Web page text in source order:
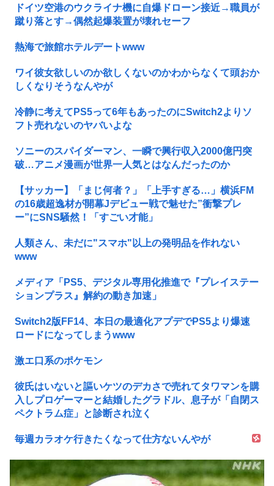
ドイツ空港のウクライナ機に自爆ドローン接近→職員が
蹴り落とす→偶然起爆装置が壊れセーフ
熱海で旅館ホテルデートwww
ワイ彼女欲しいのか欲しくないのかわからなくて頭おか
しくなりそうなんやが
冷静に考えてPS5って6年もあったのにSwitch2よりソ
フト売れないのヤバいよな
ソニーのスパイダーマン、一瞬で興行収入2000億円突
破…アニメ漫画が世界一人気とはなんだったのか
【サッカー】「まじ何者？」「上手すぎる…」横浜FM
の16歳超逸材が開幕Jデビュー戦で魅せた”衝撃プレ
ー”にSNS騒然！「すごい才能」
人類さん、未だに"スマホ"以上の発明品を作れない
www
メディア「PS5、デジタル専用化推進で『プレイステー
ションプラス』解約の動き加速」
Switch2版FF14、本日の最適化アプデでPS5より爆速
ロードになってしまうwww
激エ口系のポケモン
彼氏はいないと謳いケツのデカさで売れてタワマンを購
入しプロゲーマーと結婚したグラドル、息子が「自閉ス
ペクトラム症」と診断され泣く
毎週カラオケ行きたくなって仕方ないんやが